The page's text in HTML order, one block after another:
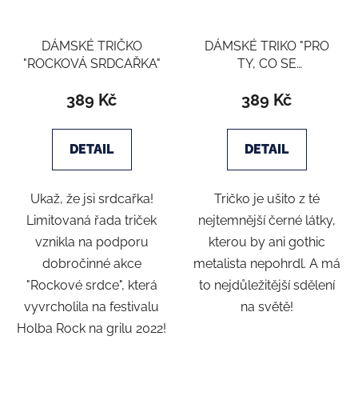
DÁMSKÉ TRIČKO
"ROCKOVÁ SRDCAŘKA"
389 Kč
DETAIL
Ukaž, že jsi srdcařka!
Limitovaná řada triček
vznikla na podporu
dobročinné akce
"Rockové srdce", která
vyvrcholila na festivalu
Holba Rock na grilu 2022!
DÁMSKÉ TRIKO "PRO
TY, CO SE
389 Kč
DETAIL
Tričko je ušito z té
nejtemnější černé látky,
kterou by ani gothic
metalista nepohrdl. A má
to nejdůležitější sdělení
na světě!